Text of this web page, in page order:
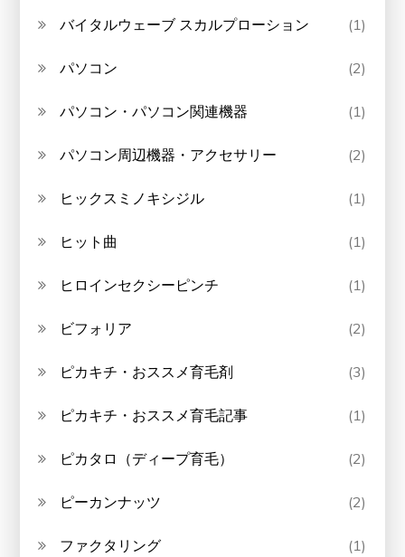
バイタルウェーブ スカルプローション (1)
パソコン (2)
パソコン・パソコン関連機器 (1)
パソコン周辺機器・アクセサリー (2)
ヒックスミノキシジル (1)
ヒット曲 (1)
ヒロインセクシーピンチ (1)
ビフォリア (2)
ピカキチ・おススメ育毛剤 (3)
ピカキチ・おススメ育毛記事 (1)
ピカタロ（ディープ育毛） (2)
ピーカンナッツ (2)
ファクタリング (1)